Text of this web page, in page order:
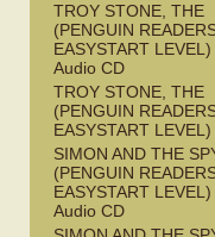
TROY STONE, THE
(PENGUIN
EASYSTART
Audio CD
TROY STONE, THE
(PENGUIN
EASYSTART
SIMON AND THE
(PENGUIN
EASYSTART
Audio CD